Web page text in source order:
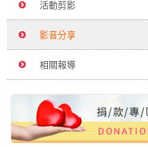
活動剪影
影音分享
相關報導